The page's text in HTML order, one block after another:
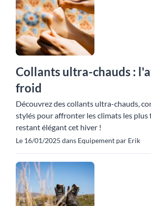
Collants ultra-chauds :
froid
Découvrez des collants ultra-chauds,
stylés pour affronter les climats les
restant élégant cet hiver !
Le 16/01/2025 dans Equipement par Erik